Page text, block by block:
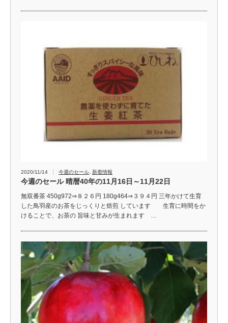
2020/11/14 今週のセール 新着情報
今週のセール 晴暦40年の11月16日～11月22日
無双番茶 450g972⇒８２６円 180g464⇒３９４円 三年かけて生育
した鳥羽産のお茶をじっくりと焙煎 しています 生育に時間をか
けることで、お茶の 旨味と甘みが生まれます …